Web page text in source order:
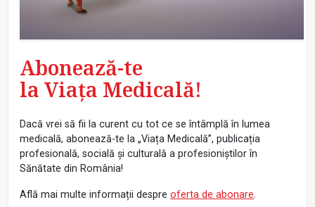
Abonează-te
la Viața Medicală!
Dacă vrei să fii la curent cu tot ce se întâmplă în lumea
medicală, abonează-te la „Viața Medicală”, publicația
profesională, socială și culturală a profesioniștilor în
Sănătate din România!
Află mai multe informații despre oferta de abonare.